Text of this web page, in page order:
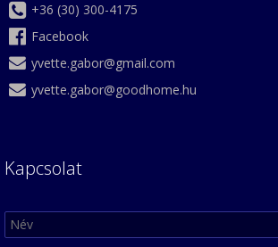
+36 (30) 300-4175
Facebook
yvette.gabor@gmail.com
yvette.gabor@goodhome.hu
Kapcsolat